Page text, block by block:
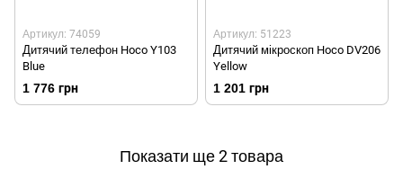
Артикул: 74059
Дитячий телефон Hoco Y103
Blue
1 776 грн
Артикул: 51223
Дитячий мікроскоп Hoco DV206
Yellow
1 201 грн
Показати ще 2 товара